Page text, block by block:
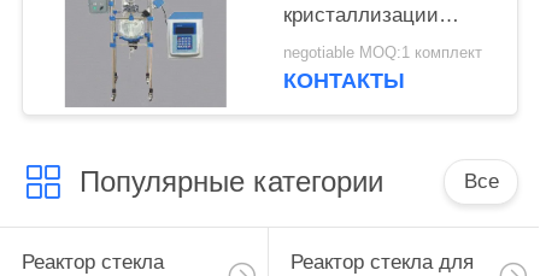
кристаллизации
реактора стекла для
химической посуды
negotiable MOQ:1 комплект
КОНТАКТЫ
Популярные категории Все
Реактор стекла
Реактор стекла для